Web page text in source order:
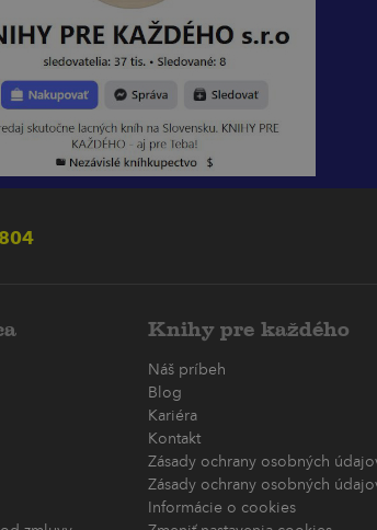
Knihy pre každého
Náš príbeh
Blog
Kariéra
Kontakt
Zásady ochrany osobných
Zásady ochrany osobných
Informácie o cookies